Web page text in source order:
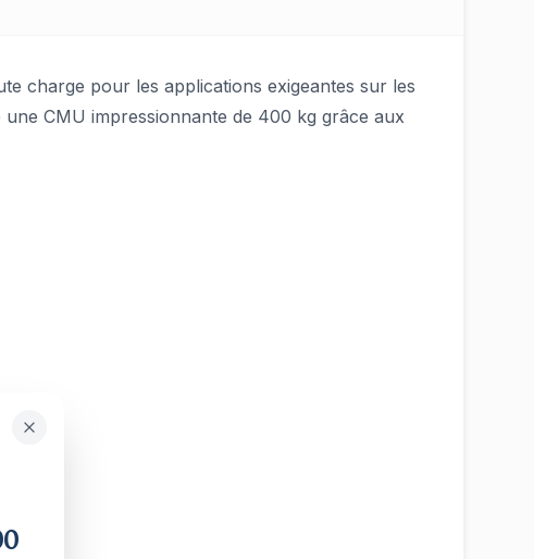
charge pour les applications exigeantes sur les
CMU impressionnante de 400 kg grâce aux